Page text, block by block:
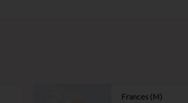
Frances (M)